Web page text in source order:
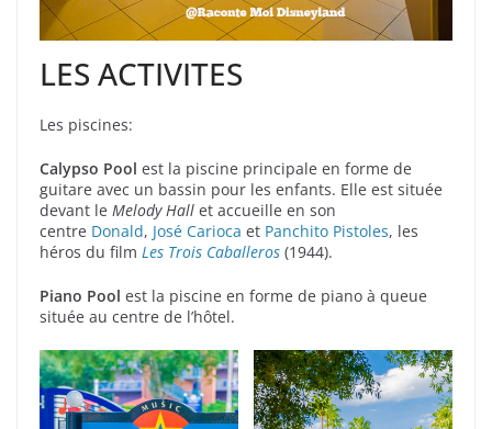
LES ACTIVITES
Les piscines:
Calypso Pool est la piscine principale en forme de
guitare avec un bassin pour les enfants. Elle est située
devant le Melody Hall et accueille en son
centre Donald, José Carioca et Panchito Pistoles, les
héros du film Les Trois Caballeros (1944).
Piano Pool est la piscine en forme de piano à queue
située au centre de l’hôtel.